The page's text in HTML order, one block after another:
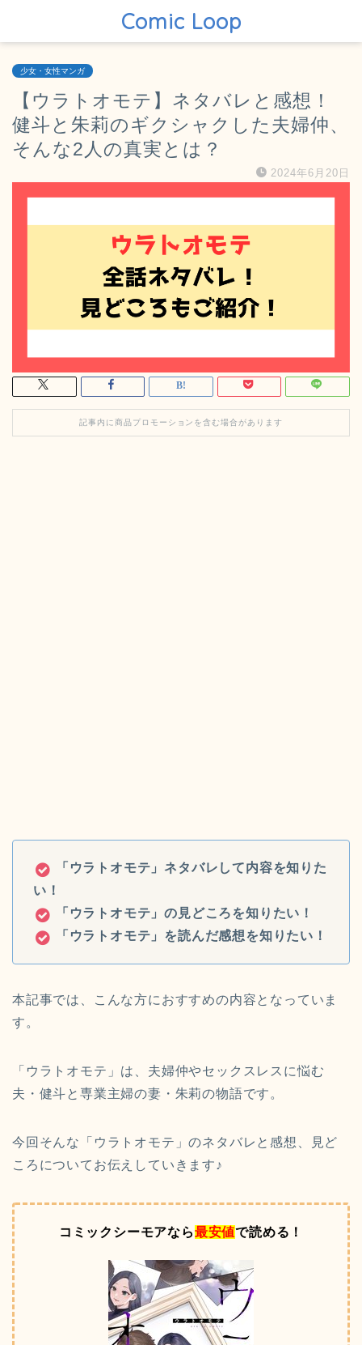
Comic Loop
少女・女性マンガ
【ウラトオモテ】ネタバレと感想！
健斗と朱莉のギクシャクした夫婦仲、
そんな2人の真実とは？
2024年6月20日
記事内に商品プロモーションを含む場合があります
「ウラトオモテ」ネタバレして内容を知りた
い！
「ウラトオモテ」の見どころを知りたい！
「ウラトオモテ」を読んだ感想を知りたい！
本記事では、こんな方におすすめの内容となっていま
す。
「ウラトオモテ」は、夫婦仲やセックスレスに悩む
夫・健斗と専業主婦の妻・朱莉の物語です。
今回そんな「ウラトオモテ」のネタバレと感想、見ど
ころについてお伝えしていきます♪
コミックシーモアなら最安値で読める！